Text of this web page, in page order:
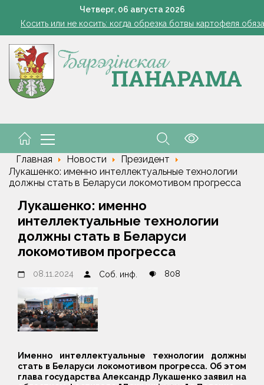
Четверг, 06 августа 2026
Семинар-совещание по охране труда профсоюза
Косить или не косить: когда обрезка ботвы картофеля
философию отношений с Алжиром и предложил ускорить
рабочем месте. Обязательные правила для работодателей
Семинар-совещание по охране труда профсоюза
философию отношений с Алжиром и предложил ускорить
Главная Новости
Президент
Лукашенко: именно интеллектуальные технологии
должны стать в Беларуси локомотивом прогресса
Лукашенко: именно
интеллектуальные технологии
должны стать в Беларуси
локомотивом прогресса
08.11.2024 Соб. инф. 808
Именно интеллектуальные технологии должны
стать в Беларуси локомотивом прогресса. Об этом
глава государства Александр Лукашенко заявил на